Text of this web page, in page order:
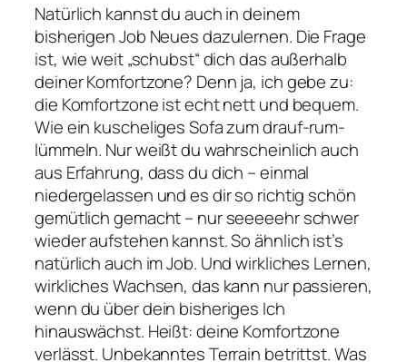
Natürlich kannst du auch in deinem
bisherigen Job Neues dazulernen. Die Frage
ist, wie weit „schubst“ dich das außerhalb
deiner Komfortzone? Denn ja, ich gebe zu:
die Komfortzone ist echt nett und bequem.
Wie ein kuscheliges Sofa zum drauf-rum-
lümmeln. Nur weißt du wahrscheinlich auch
aus Erfahrung, dass du dich – einmal
niedergelassen und es dir so richtig schön
gemütlich gemacht – nur seeeeehr schwer
wieder aufstehen kannst. So ähnlich ist’s
natürlich auch im Job. Und wirkliches Lernen,
wirkliches Wachsen, das kann nur passieren,
wenn du über dein bisheriges Ich
hinauswächst. Heißt: deine Komfortzone
verlässt. Unbekanntes Terrain betrittst. Was